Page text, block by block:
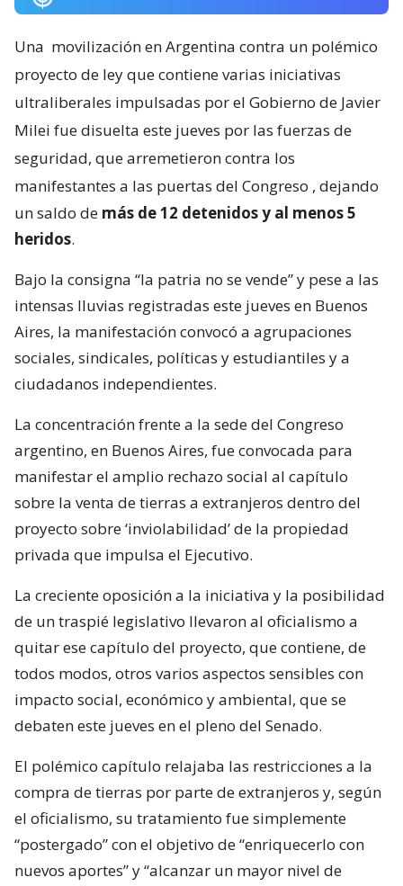
Una movilización en Argentina contra un polémico
proyecto de ley que contiene varias iniciativas
ultraliberales impulsadas por el Gobierno de Javier
Milei fue disuelta este jueves por las fuerzas de
seguridad, que arremetieron contra los
manifestantes a las puertas del Congreso , dejando
un saldo de más de 12 detenidos y al menos 5
heridos.
Bajo la consigna “la patria no se vende” y pese a las
intensas lluvias registradas este jueves en Buenos
Aires, la manifestación convocó a agrupaciones
sociales, sindicales, políticas y estudiantiles y a
ciudadanos independientes.
La concentración frente a la sede del Congreso
argentino, en Buenos Aires, fue convocada para
manifestar el amplio rechazo social al capítulo
sobre la venta de tierras a extranjeros dentro del
proyecto sobre ‘inviolabilidad’ de la propiedad
privada que impulsa el Ejecutivo.
La creciente oposición a la iniciativa y la posibilidad
de un traspié legislativo llevaron al oficialismo a
quitar ese capítulo del proyecto, que contiene, de
todos modos, otros varios aspectos sensibles con
impacto social, económico y ambiental, que se
debaten este jueves en el pleno del Senado.
El polémico capítulo relajaba las restricciones a la
compra de tierras por parte de extranjeros y, según
el oficialismo, su tratamiento fue simplemente
“postergado” con el objetivo de “enriquecerlo con
nuevos aportes” y “alcanzar un mayor nivel de